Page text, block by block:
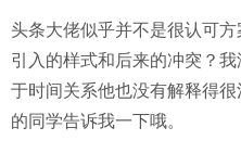
头条大佬似乎并不是很认可
引入的样式和后来的冲突？
于时间关系他也没有解释得
的同学告诉我一下哦。